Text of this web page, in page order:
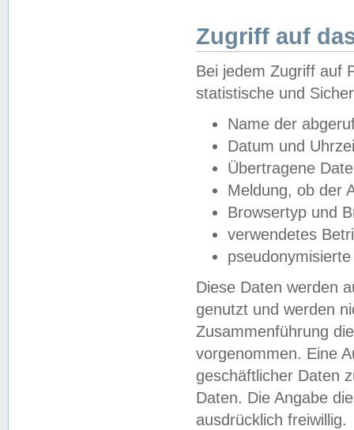
Zugriff auf
Bei jedem Zugriff auf
statistische und
Name der
Datum und
Übertragene
Meldung, ob der
Browsertyp und
verwendetes
Diese Daten werden
genutzt und werden
Zusammenführung
vorgenommen. Eine
geschäftlicher Daten
Daten. Die Angabe
ausdrücklich freiwillig.